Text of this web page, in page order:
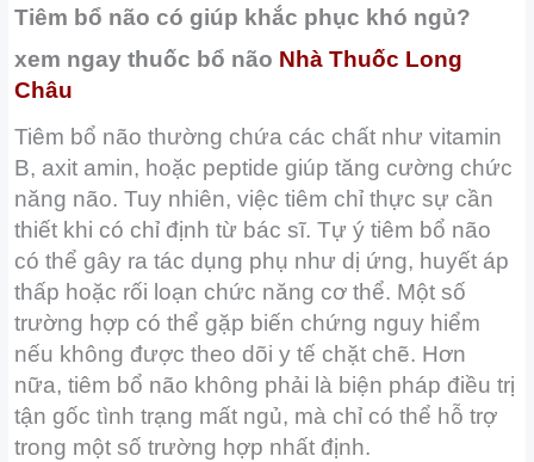
Tiêm bổ não có giúp khắc phục khó ngủ?
xem ngay thuốc bổ não Nhà Thuốc Long
Châu
Tiêm bổ não thường chứa các chất như vitamin
B, axit amin, hoặc peptide giúp tăng cường chức
năng não. Tuy nhiên, việc tiêm chỉ thực sự cần
thiết khi có chỉ định từ bác sĩ. Tự ý tiêm bổ não
có thể gây ra tác dụng phụ như dị ứng, huyết áp
thấp hoặc rối loạn chức năng cơ thể. Một số
trường hợp có thể gặp biến chứng nguy hiểm
nếu không được theo dõi y tế chặt chẽ. Hơn
nữa, tiêm bổ não không phải là biện pháp điều trị
tận gốc tình trạng mất ngủ, mà chỉ có thể hỗ trợ
trong một số trường hợp nhất định.